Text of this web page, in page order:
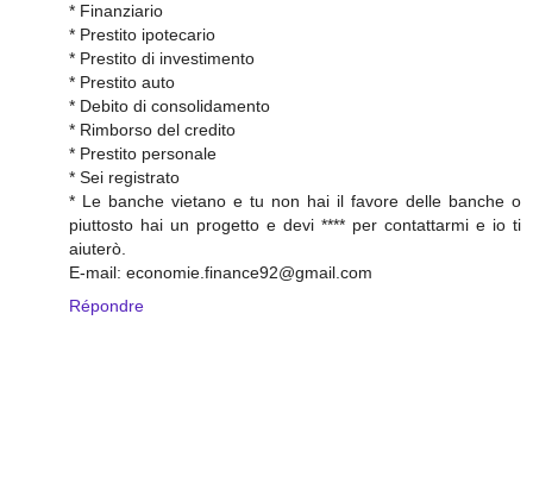
* Finanziario
* Prestito ipotecario
* Prestito di investimento
* Prestito auto
* Debito di consolidamento
* Rimborso del credito
* Prestito personale
* Sei registrato
* Le banche vietano e tu non hai il favore delle banche o
piuttosto hai un progetto e devi **** per contattarmi e io ti
aiuterò.
E-mail: economie.finance92@gmail.com
Répondre